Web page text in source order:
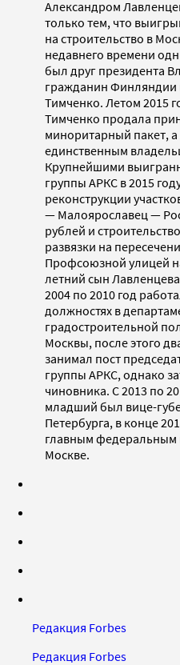
Александром
только тем, что
на строительство в
недавнего времени
был друг президента
гражданин Финляндии
Тимченко. Летом 2015
Тимченко продала
миноритарный пакет, а
единственным
Крупнейшими
группы АРКС в 2015
реконструкции
— Малоярославец —
рублей и
развязки на
Профсоюзной улицей
летний сын
2004 по 2010 год
должностях в
градостроительной
Москвы, после этого
занимал пост
группы АРКС, однако
чиновника. С 2013 по
младший был вице-
Петербурга, в конце
главным федеральным
Москве.
Редакция Forbes
Редакция Forbes